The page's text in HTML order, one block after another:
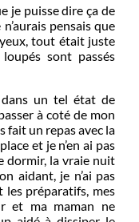
je puisse dire ça de
pensais que
tout était juste
sont passés
dans un tel état de
à coté de mon
fait un repas avec la
et je n’en ai pas
dormir, la vraie nuit
aidant, je n’ai pas
préparatifs, mes
et ma maman ne